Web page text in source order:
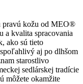
pravú kožu od MEO®
a kvalita spracovania
ako sú tieto
aj po dlhšom
starostlivo
sedlárskej tradície
môžete okamžite